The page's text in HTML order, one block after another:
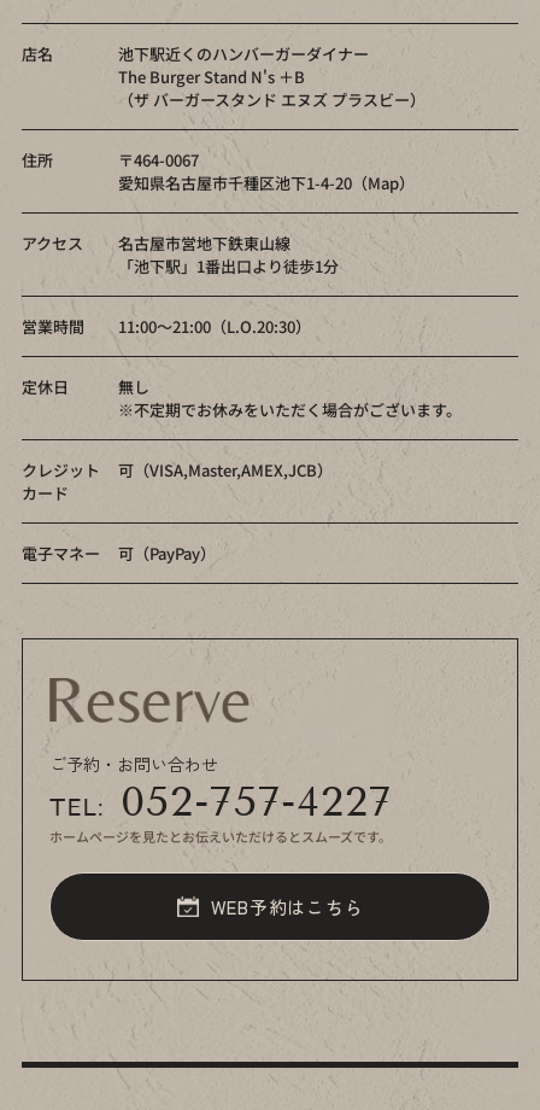
店名
池下駅近くのハンバーガーダイナー
The Burger Stand N's ＋B
（ザ バーガースタンド エヌズ プラスビー）
住所
〒464-0067
愛知県名古屋市千種区池下1-4-20（Map）
アクセス
名古屋市営地下鉄東山線
「池下駅」1番出口より徒歩1分
営業時間 11:00～21:00（L.O.20:30）
定休日
無し
※不定期でお休みをいただく場合がございます。
クレジット
カード
可（VISA,Master,AMEX,JCB）
電子マネー 可（PayPay）
ご予約・お問い合わせ
TEL: 052-757-4227
ホームページを見たとお伝えいただけるとスムーズです。
WEB予約はこちら